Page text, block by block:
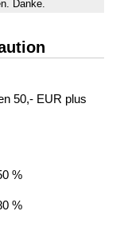
Danke.
50,- EUR plus
%
%